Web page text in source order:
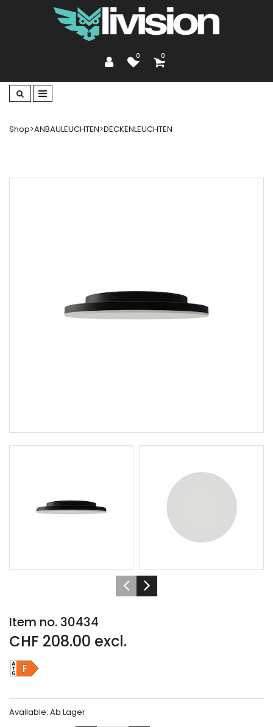
0 0
Shop>ANBAULEUCHTEN>DECKENLEUCHTEN
Item no. 30434
CHF 208.00 excl.
Available: Ab Lager